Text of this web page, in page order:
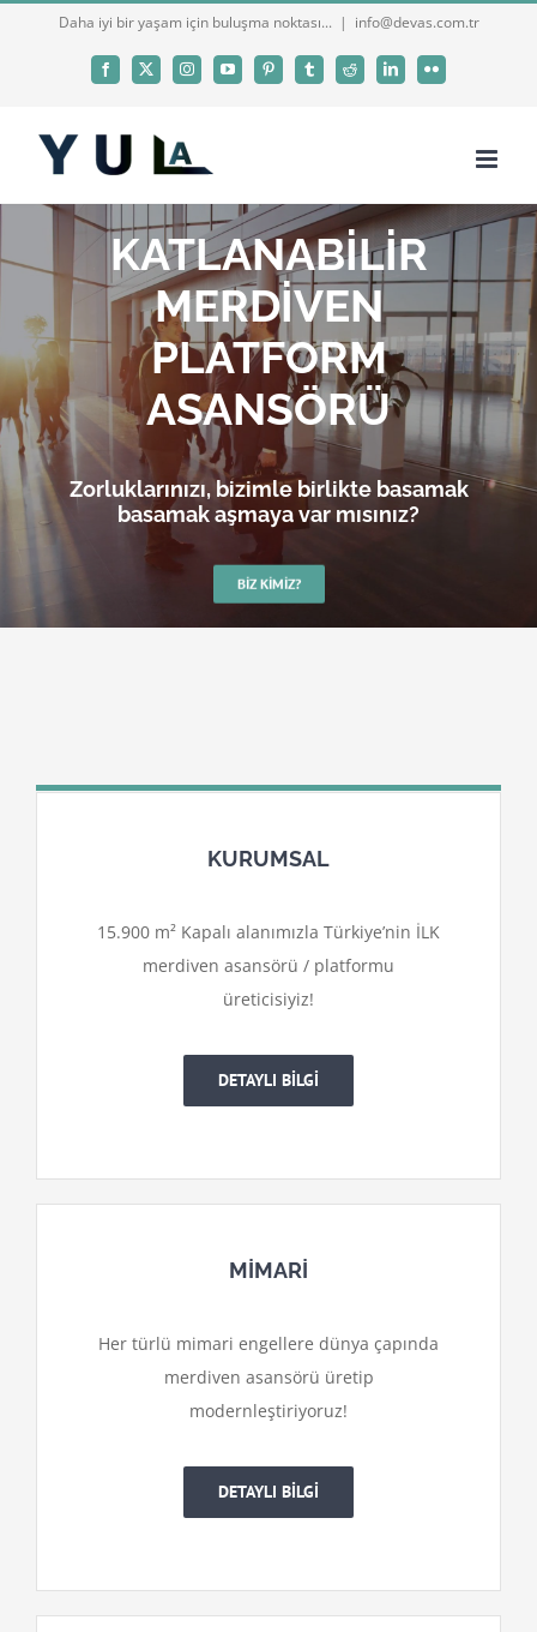
Daha iyi bir yaşam için buluşma noktası... | info@devas.com.tr
Facebook
X InstagramYouTubePinterestTumblrReddit LinkedInFlickr
KATLANABİLİR
MERDİVEN
PLATFORM
ASANSÖRÜ
Zorluklarınızı, bizimle birlikte basamak
basamak aşmaya var mısınız?
BIZ KIMIZ?
KURUMSAL
15.900 m² Kapalı alanımızla Türkiye’nin İLK
merdiven asansörü / platformu
üreticisiyiz!
DETAYLI BİLGİ
MİMARİ
Her türlü mimari engellere dünya çapında
merdiven asansörü üretip
modernleştiriyoruz!
DETAYLI BİLGİ